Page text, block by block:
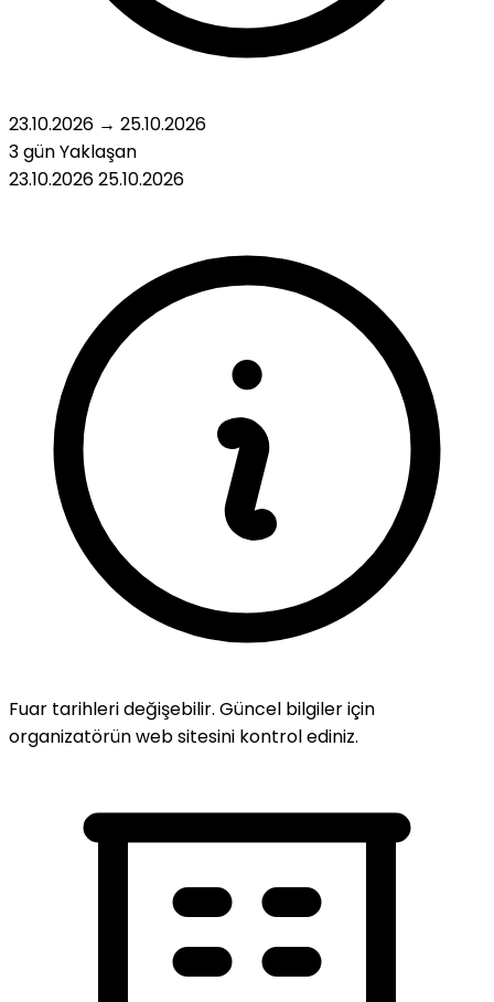
23.10.2026 → 25.10.2026
3 günYaklaşan
23.10.202625.10.2026
Fuar tarihleri değişebilir. Güncel bilgiler için
organizatörün web sitesini kontrol ediniz.